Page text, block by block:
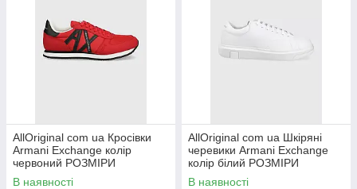
AllOriginal com ua Кросівки
Armani Exchange колір
червоний РОЗМІРИ
ЗАПИТУЙТЕ
В наявності
AllOriginal com ua Шкіряні
черевики Armani Exchange
колір білий РОЗМІРИ
ЗАПИТУЙТЕ
В наявності